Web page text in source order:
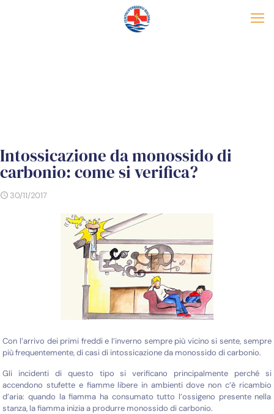
Intossicazione da monossido di
carbonio: come si verifica?
30/11/2017
Con l’arrivo dei primi freddi e l’inverno sempre più vicino si sente, sempre
più frequentemente, di casi di intossicazione da monossido di carbonio.
Gli incidenti di questo tipo si verificano principalmente perché si
accendono stufette e fiamme libere in ambienti dove non c’è ricambio
d’aria: quando la fiamma ha consumato tutto l’ossigeno presente nella
stanza, la fiamma inizia a produrre monossido di carbonio.